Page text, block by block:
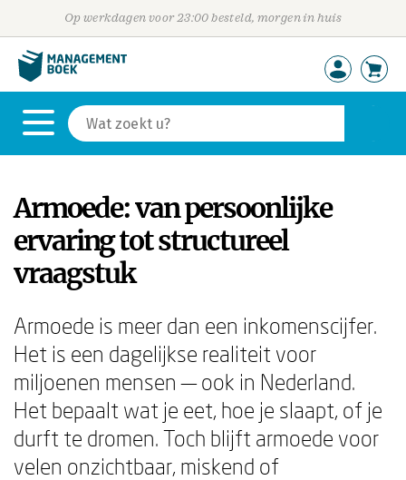
Op werkdagen voor 23:00 besteld, morgen in huis
Armoede: van persoonlijke
ervaring tot structureel
vraagstuk
Armoede is meer dan een inkomenscijfer.
Het is een dagelijkse realiteit voor
miljoenen mensen — ook in Nederland.
Het bepaalt wat je eet, hoe je slaapt, of je
durft te dromen. Toch blijft armoede voor
velen onzichtbaar, miskend of